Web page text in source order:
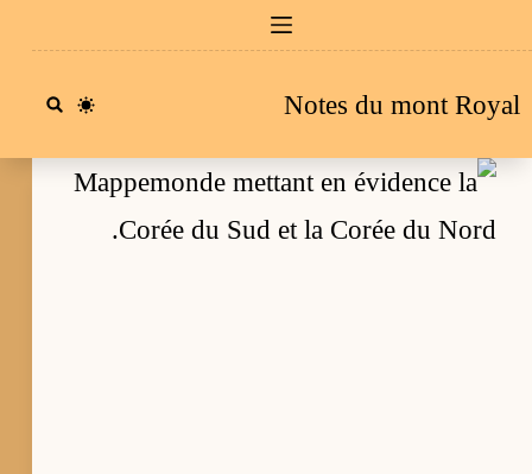
contenu
Notes du mont Royal